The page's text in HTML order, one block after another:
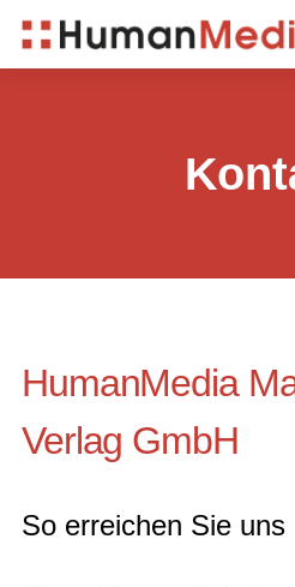
content
HumanMedia
Verlag GmbH
So erreichen Sie uns